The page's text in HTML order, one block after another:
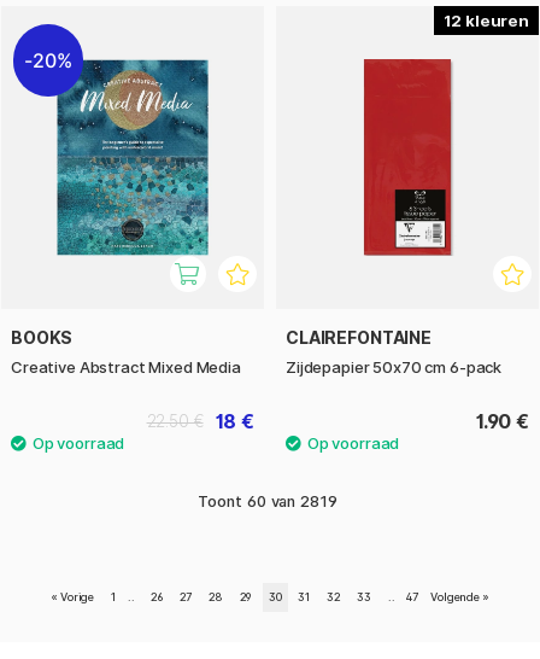
20%
BOOKS
Creative Abstract Mixed Media
18 €
22.50 €
12
CLAIREFONTAINE
Zijdepapier 50x70 cm 6-pack
1.90 €
Toont 60 van 2819
« Vorige 1 26 27 28 29 30 31 32 33 47 Volgende »